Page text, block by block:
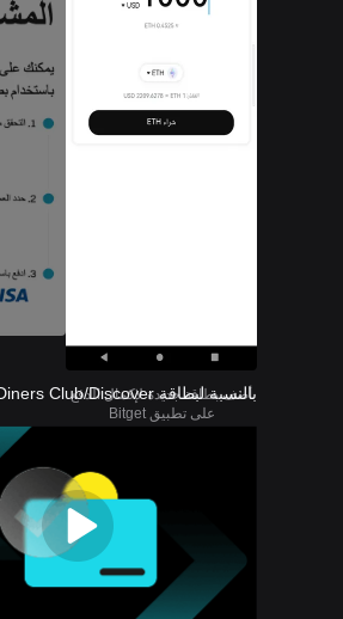
أضف بطاقة جديدة لإكمال الدفع
على تطبيق Bitget
بالنسبة لبطاقة Diners Club/Discover، انقر فوق شراء العملات المشفرة >